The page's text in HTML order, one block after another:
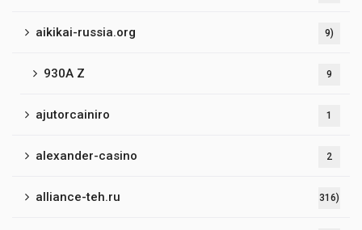
aikikai-russia.org 9)
930A Z 9
ajutorcainiro 1
alexander-casino 2
alliance-teh.ru 316)